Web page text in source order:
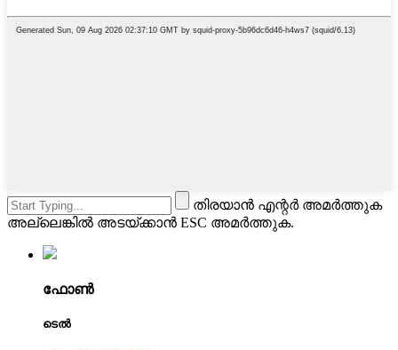
തിരയാൻ എന്റർ അമർത്തുക
അല്ലെങ്കിൽ അടയ്ക്കാൻ ESC അമർത്തുക.
ഫോൺ
ടെൽ